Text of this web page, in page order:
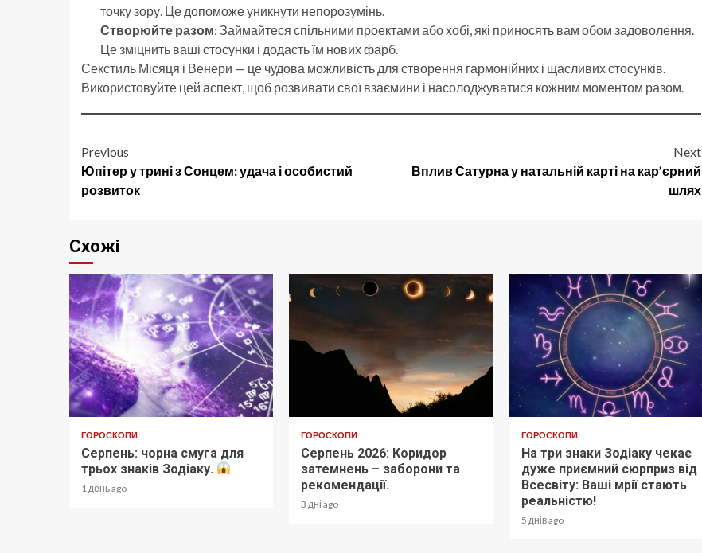
точку зору. Це допоможе уникнути непорозумінь.
Створюйте разом: Займайтеся спільними проектами або хобі, які приносять вам обом задоволення.
Це зміцнить ваші стосунки і додасть їм нових фарб.
Секстиль Місяця і Венери — це чудова можливість для створення гармонійних і щасливих стосунків.
Використовуйте цей аспект, щоб розвивати свої взаємини і насолоджуватися кожним моментом разом.
Post
navigation
Previous
Юпітер у трині з Сонцем: удача і особистий
розвиток
Next
Вплив Сатурна у натальній карті на кар’єрний
шлях
Схожі
ГОРОСКОПИ
Серпень: чорна смуга для
трьох знаків Зодіаку.
1 день ago
ГОРОСКОПИ
Серпень 2026: Коридор
затемнень – заборони та
рекомендації.
3 дні ago
ГОРОСКОПИ
На три знаки Зодіаку чекає
дуже приємний сюрприз від
Всесвіту: Ваші мрії стають
реальністю!
5 днів ago